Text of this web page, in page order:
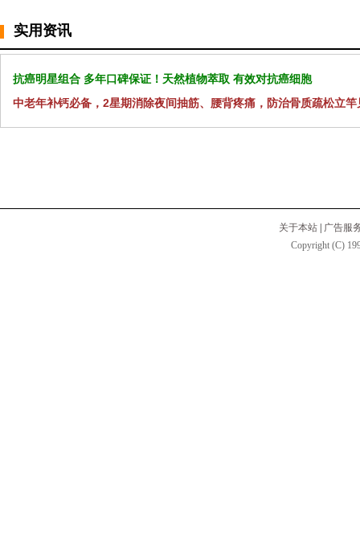
实用资讯
抗癌明星组合 多年口碑保证！天然植物萃取 有效对抗癌细胞
中老年补钙必备，2星期消除夜间抽筋、腰背疼痛，防治骨质疏松立竿
关于本站
广告服
Copyright (C)